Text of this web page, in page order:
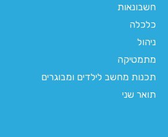
חשבונאות
כלכלה
ניהול
מתמטיקה
תכנות מחשב לילדים ומבוגרים
תואר שני